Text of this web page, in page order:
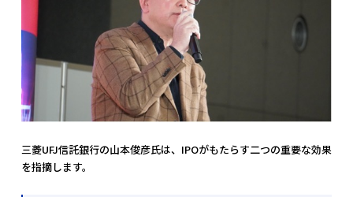
三菱UFJ信託銀行の山本俊彦氏は、IPOがもたらす二つの重要な効果
を指摘します。